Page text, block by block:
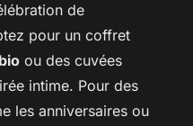
de
pour un coffret
ou des cuvées
intime. Pour des
les anniversaires ou